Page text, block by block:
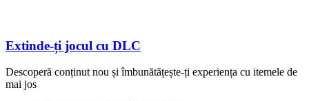
Extinde-ți jocul cu DLC
Descoperă conținut nou și îmbunătățește-ți experiența cu itemele de
mai jos